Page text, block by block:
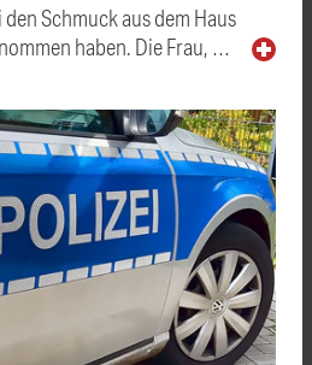
Schmuck aus dem Haus
haben. Die Frau, …